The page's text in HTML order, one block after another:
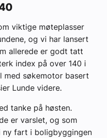
viktige møteplasser
og vi har lansert
allerede er godt tatt
index på over 140 i
med søkemotor basert
Lunde videre.
tanke på høsten.
er varslet, og som
fart i boligbyggingen